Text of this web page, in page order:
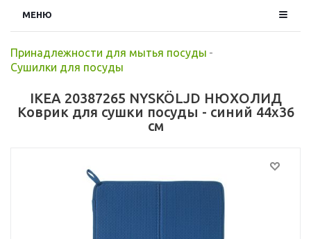
МЕНЮ
Принадлежности для мытья посуды -
Сушилки для посуды
IKEA 20387265 NYSKÖLJD НЮХОЛИД
Коврик для сушки посуды - синий 44x36
см